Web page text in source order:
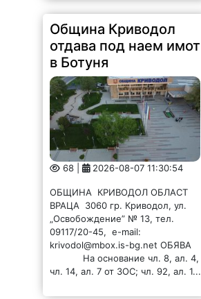
Община Криводол
отдава под наем имот
в Ботуня
68 | 2026-08-07 11:30:54
ОБЩИНА КРИВОДОЛ ОБЛАСТ
ВРАЦА 3060 гр. Криводол, ул.
„Освобождение” № 13, тел.
09117/20-45, e-mail:
krivodol@mbox.is-bg.net ОБЯВА
На основание чл. 8, ал. 4,
чл. 14, ал. 7 от ЗОС; чл. 92, ал. 1...